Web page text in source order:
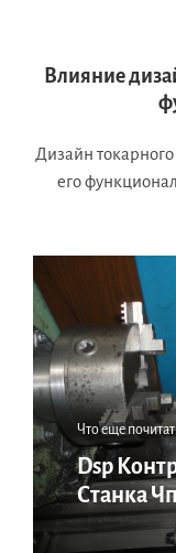
Влияние
Дизайн
его
Что еще
Dsp
Станка